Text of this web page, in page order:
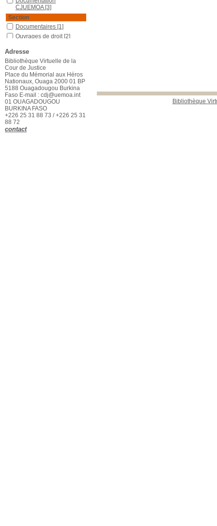
Bibliothèque
CJUEMOA [3]
Section
Documentaires [1]
Ouvrages de droit [2]
Adresse
Bibliothèque Virtuelle de la
Cour de Justice
Place du Mémorial aux Héros
Nationaux, Ouaga 2000 01 BP
5188 Ouagadougou Burkina
Faso E-mail : cdj@uemoa.int
01 OUAGADOUGOU
BURKINA FASO
+226 25 31 88 73 / +226 25 31
88 72
contact